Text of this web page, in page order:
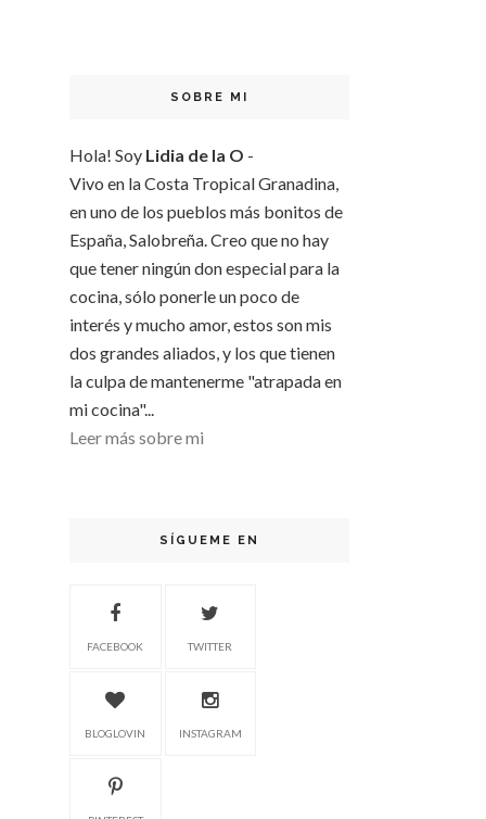
SOBRE MI
Hola! Soy Lidia de la O -
Vivo en la Costa Tropical Granadina,
en uno de los pueblos más bonitos de
España, Salobreña. Creo que no hay
que tener ningún don especial para la
cocina, sólo ponerle un poco de
interés y mucho amor, estos son mis
dos grandes aliados, y los que tienen
la culpa de mantenerme "atrapada en
mi cocina"...
Leer más sobre mi
SÍGUEME EN
FACEBOOK TWITTER
BLOGLOVIN INSTAGRAM